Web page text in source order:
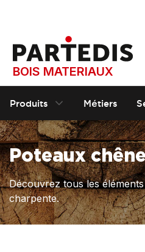
BOIS MATERIAUX
Produits Métiers
Poteaux
Découvrez tous les
charpente.